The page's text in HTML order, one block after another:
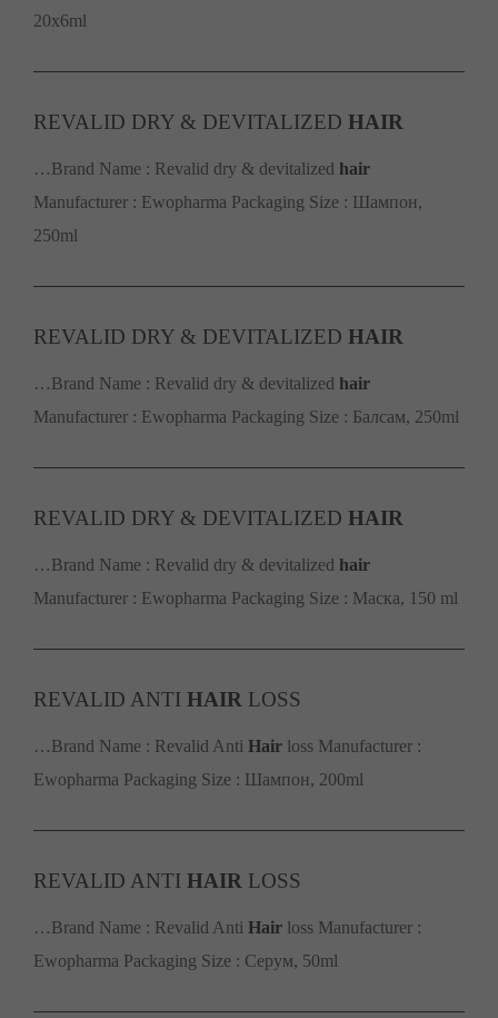
20х6ml
REVALID DRY & DEVITALIZED HAIR
…Brand Name : Revalid dry & devitalized hair
Manufacturer : Ewopharma Packaging Size : Шампон,
250ml
REVALID DRY & DEVITALIZED HAIR
…Brand Name : Revalid dry & devitalized hair
Manufacturer : Ewopharma Packaging Size : Балсам, 250ml
REVALID DRY & DEVITALIZED HAIR
…Brand Name : Revalid dry & devitalized hair
Manufacturer : Ewopharma Packaging Size : Маска, 150 ml
REVALID ANTI HAIR LOSS
…Brand Name : Revalid Anti Hair loss Manufacturer :
Ewopharma Packaging Size : Шампон, 200ml
REVALID ANTI HAIR LOSS
…Brand Name : Revalid Anti Hair loss Manufacturer :
Ewopharma Packaging Size : Серум, 50ml